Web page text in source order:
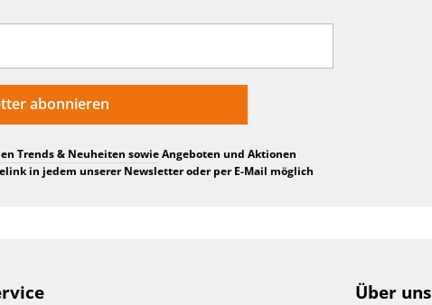
abonnieren
Trends & Neuheiten sowie Angeboten und Aktionen
in jedem unserer Newsletter oder per E-Mail möglich
Über uns